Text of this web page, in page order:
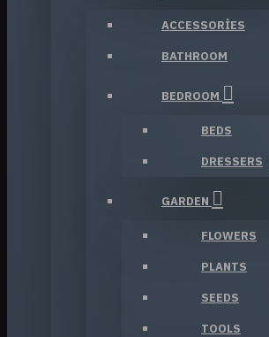
ACCESSORIES
BATHROOM
BEDROOM
BEDS
DRESSERS
GARDEN
FLOWERS
PLANTS
SEEDS
TOOLS